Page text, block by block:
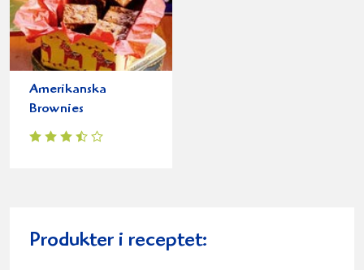
Amerikanska
Brownies
Produkter i receptet: